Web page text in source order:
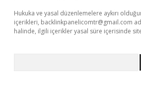
Hukuka ve yasal düzenlemelere aykırı
içerikleri, backlinkpanelicomtr@gmail.com
halinde, ilgili içerikler yasal süre içerisinde